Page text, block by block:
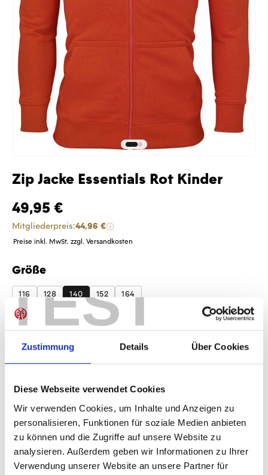
TEST
Zustimmung Details Über Cookies
Diese Webseite verwendet Cookies
Wir verwenden Cookies, um Inhalte und Anzeigen zu
personalisieren, Funktionen für soziale Medien anbieten
zu können und die Zugriffe auf unsere Website zu
analysieren. Außerdem geben wir Informationen zu Ihrer
Verwendung unserer Website an unsere Partner für
Zip Jacke Essentials Rot Kinder
49,95 €
Mitgliederpreis:44,96 €
Preise inkl. MwSt. zzgl. Versandkosten
Größe
auswählen
116 128 140 152 164
Produkt Anzahl: Gib den gewünschten
Anzahl
Sofort verfügbar, Lieferzeit: 1-3 Tage
IN DEN WARENKORB